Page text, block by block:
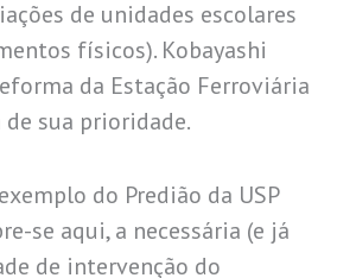
de unidades escolares
físicos). Kobayashi
da Estação Ferroviária
sua prioridade.
do Predião da USP
se aqui, a necessária (e já
de intervenção do